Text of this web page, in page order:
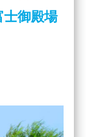
御殿場